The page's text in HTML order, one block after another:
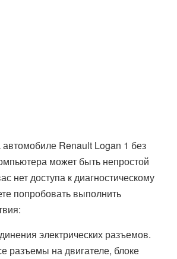
Renault Logan 1 без
может быть непростой
нет доступа к диагностическому
попробовать выполнить
электрических разъемов.
разъемы на двигателе, блоке